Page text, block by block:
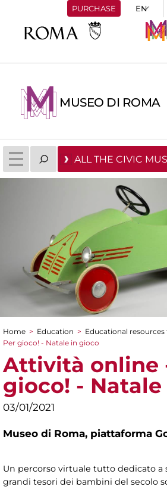
PURCHASE
MUSEO DI ROMA
ALL THE CIVIC
You are here
Home > Education > Educational resources
Per gioco! - Natale in gioco
Attività online
gioco! -
03/01/2021
Museo di Roma, piattaforma
Un percorso virtuale tutto dedicato a
grandi tesori dei bambini del secolo